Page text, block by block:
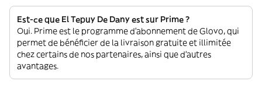
Est-ce que El Tepuy De Dany est sur Prime ?
Oui. Prime est le programme d’abonnement de Glovo, qui
permet de bénéficier de la livraison gratuite et illimitée
chez certains de nos partenaires, ainsi que d’autres
avantages.